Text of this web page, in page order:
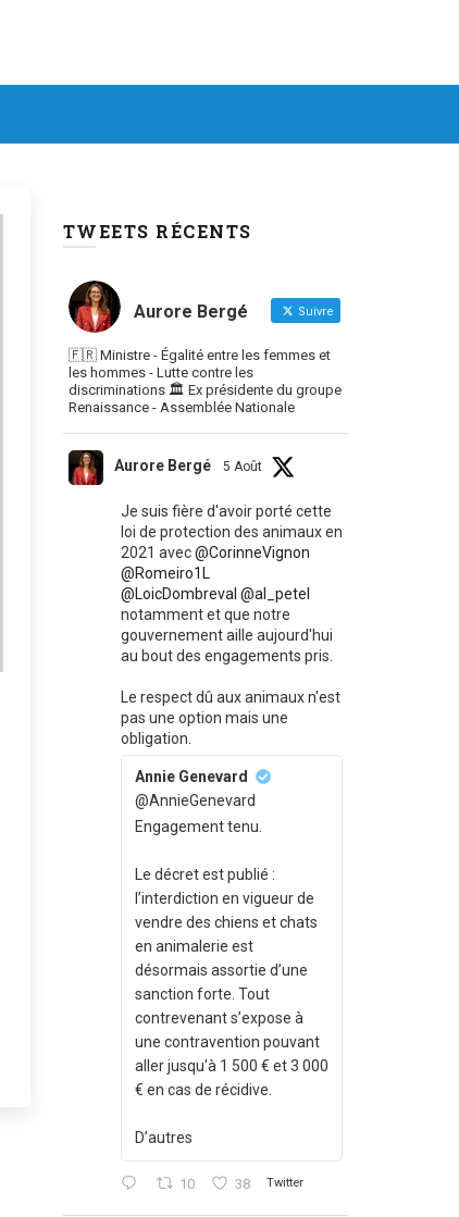
TWEETS RÉCENTS
Aurore Bergé Suivre
🇫🇷 Ministre - Égalité entre les femmes et
les hommes - Lutte contre les
discriminations 🏛 Ex présidente du groupe
Renaissance - Assemblée Nationale
Aurore Bergé 5 Août
Je suis fière d'avoir porté cette
loi de protection des animaux en
2021 avec@CorinneVignon
@Romeiro1L
@LoicDombreval @al_petel
notamment et que notre
gouvernement aille aujourd'hui
au bout des engagements pris.
Le respect dû aux animaux n'est
pas une option mais une
obligation.
Annie Genevard
@AnnieGenevard
Engagement tenu.
Le décret est publié :
l’interdiction en vigueur de
vendre des chiens et chats
en animalerie est
désormais assortie d’une
sanction forte. Tout
contrevenant s’expose à
une contravention pouvant
aller jusqu'à 1 500 € et 3 000
€ en cas de récidive.
D’autres
10 38 Twitter